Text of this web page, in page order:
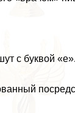
с буквой «е».